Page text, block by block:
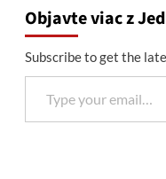
Objavte viac z
Subscribe to get the
Type your email…